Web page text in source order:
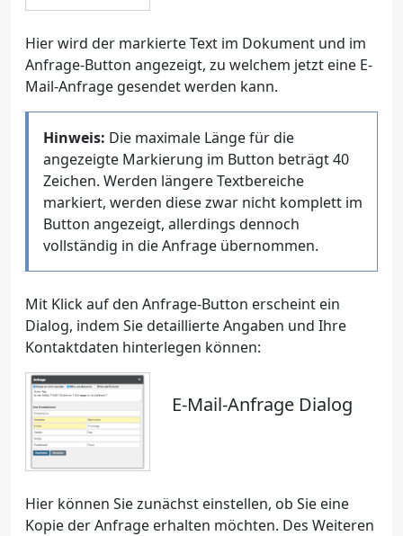
Hier wird der markierte Text im Dokument und im
Anfrage-Button angezeigt, zu welchem jetzt eine E-
Mail-Anfrage gesendet werden kann.
Hinweis: Die maximale Länge für die
angezeigte Markierung im Button beträgt 40
Zeichen. Werden längere Textbereiche
markiert, werden diese zwar nicht komplett im
Button angezeigt, allerdings dennoch
vollständig in die Anfrage übernommen.
Mit Klick auf den Anfrage-Button erscheint ein
Dialog, indem Sie detaillierte Angaben und Ihre
Kontaktdaten hinterlegen können:
E-Mail-Anfrage Dialog
Hier können Sie zunächst einstellen, ob Sie eine
Kopie der Anfrage erhalten möchten. Des Weiteren